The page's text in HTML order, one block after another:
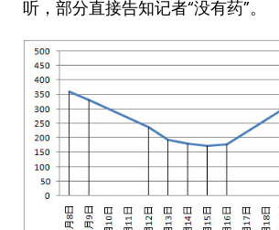
听，部分直接告知记者“没有药”。